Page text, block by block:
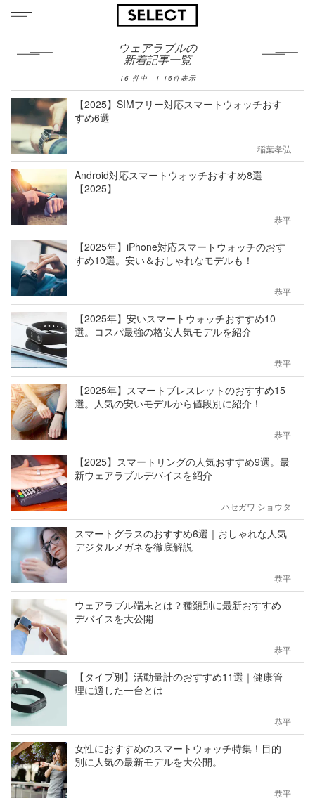
ウェアラブルの
新着記事一覧
16 件中 1-16件表示
【2025】SIMフリー対応スマートウォッチおす
すめ6選
稲葉孝弘
Android対応スマートウォッチおすすめ8選
【2025】
恭平
【2025年】iPhone対応スマートウォッチのおす
すめ10選。安い＆おしゃれなモデルも！
恭平
【2025年】安いスマートウォッチおすすめ10
選。コスパ最強の格安人気モデルを紹介
恭平
【2025年】スマートブレスレットのおすすめ15
選。人気の安いモデルから値段別に紹介！
恭平
【2025】スマートリングの人気おすすめ9選。最
新ウェアラブルデバイスを紹介
ハセガワ ショウタ
スマートグラスのおすすめ6選｜おしゃれな人気
デジタルメガネを徹底解説
恭平
ウェアラブル端末とは？種類別に最新おすすめ
デバイスを大公開
恭平
【タイプ別】活動量計のおすすめ11選｜健康管
理に適した一台とは
恭平
女性におすすめのスマートウォッチ特集！目的
別に人気の最新モデルを大公開。
恭平